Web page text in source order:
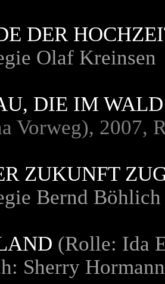
DER
Olaf Kreinsen
DIE IM
Vorweg), 2007,
ZUKUNFT
Bernd Böhlich
(Rolle: Ida
Sherry Hormann